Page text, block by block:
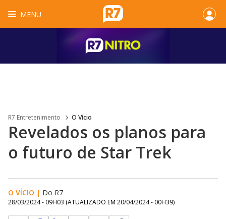
MENU
R7 Entretenimento O Vício
Revelados os planos para
o futuro de Star Trek
O VÍCIO | Do R7
28/03/2024 - 09H03 (ATUALIZADO EM 20/04/2024 - 00H39)